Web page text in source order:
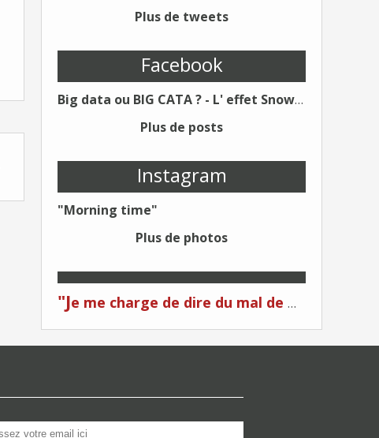
Plus de tweets
Facebook
Big data ou BIG CATA ? - L' effet Snowden - Editions Kawa - Un Éditeur différent !
Plus de posts
Instagram
"Morning time"
Plus de photos
"Je me charge de dire du mal de moi... Quand on me critique... C'est du plagiat ! "